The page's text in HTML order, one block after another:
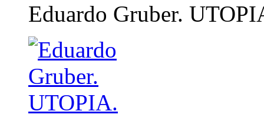
Eduardo Gruber.